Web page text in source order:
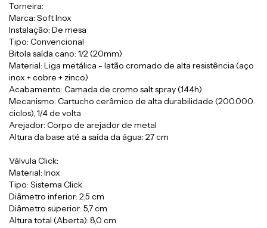
Torneira:
Marca: Soft Inox
Instalação: De mesa
Tipo: Convencional
Bitola saída cano: 1/2 (20mm)
Material: Liga metálica - latão cromado de alta resistência (aço
inox + cobre + zinco)
Acabamento: Camada de cromo salt spray (144h)
Mecanismo: Cartucho cerâmico de alta durabilidade (200.000
ciclos), 1/4 de volta
Arejador: Corpo de arejador de metal
Altura da base até a saída da água: 27 cm
Válvula Click:
Material: Inox
Tipo: Sistema Click
Diâmetro inferior: 2,5 cm
Diâmetro superior: 5,7 cm
Altura total (Aberta): 8,0 cm